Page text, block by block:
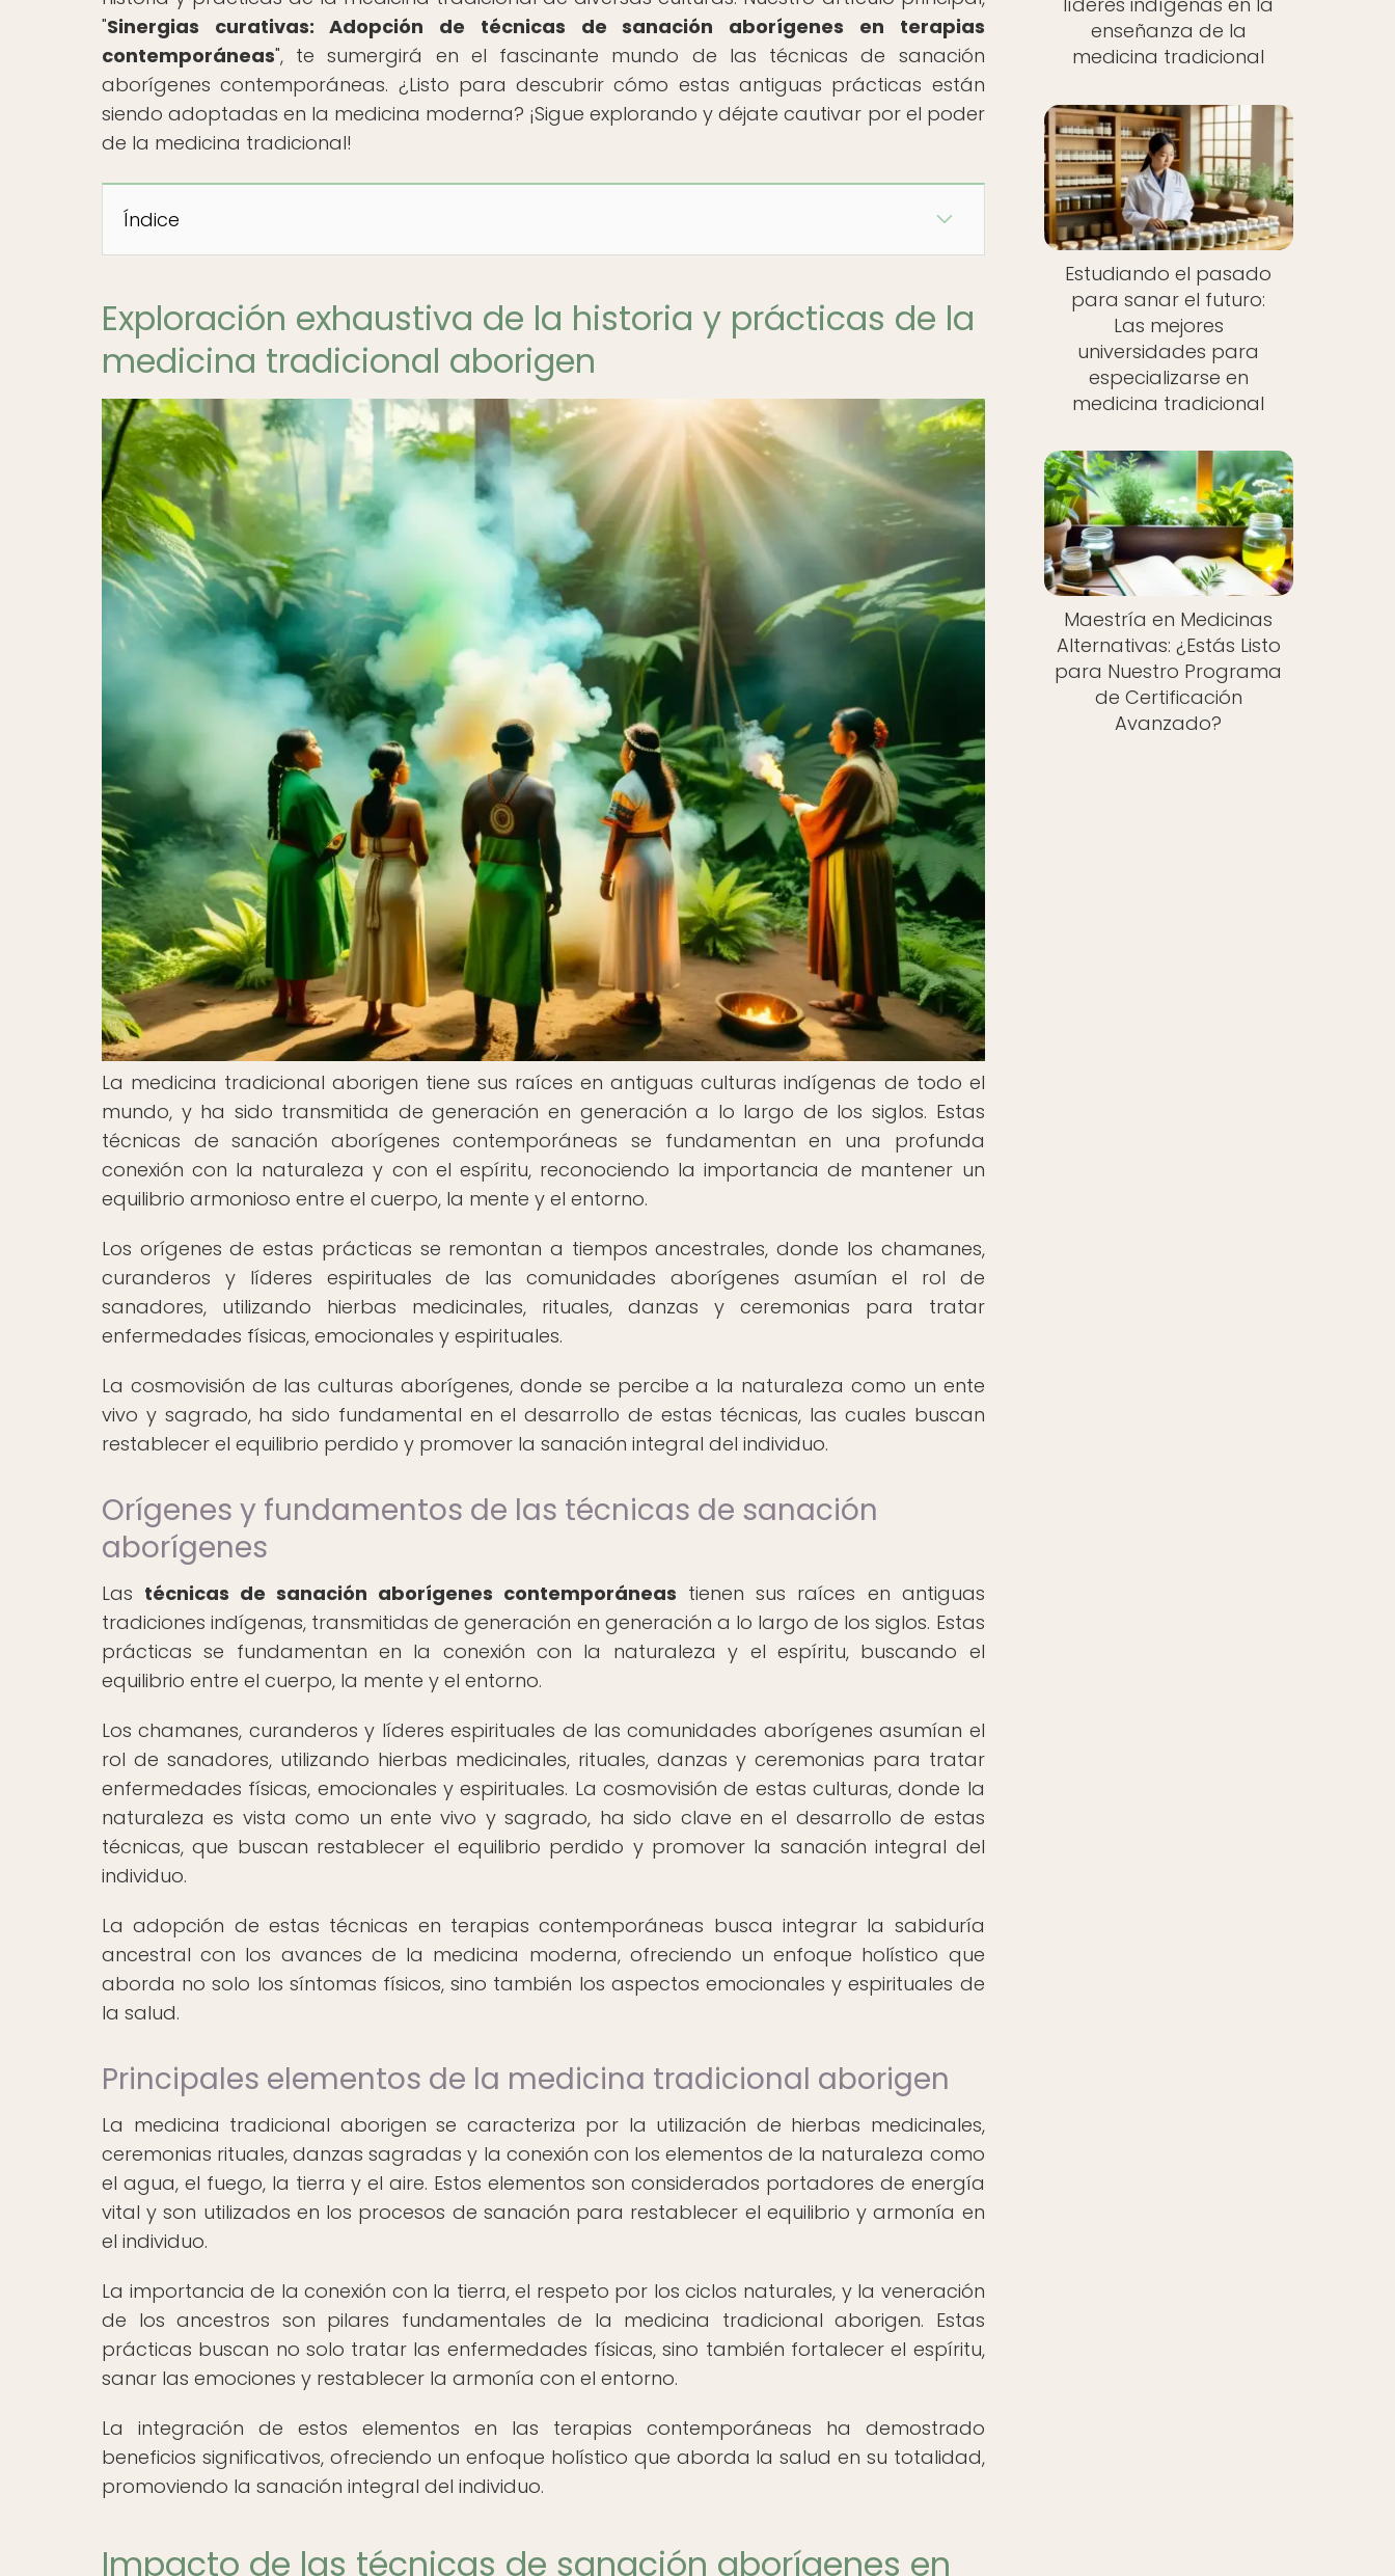
"Sinergias curativas: Adopción de técnicas de sanación aborígenes en terapias
contemporáneas", te sumergirá en el fascinante mundo de las técnicas de sanación
aborígenes contemporáneas. ¿Listo para descubrir cómo estas antiguas prácticas están
siendo adoptadas en la medicina moderna? ¡Sigue explorando y déjate cautivar por el poder
de la medicina tradicional!
Índice
Exploración exhaustiva de la historia y prácticas de la
medicina tradicional aborigen
La medicina tradicional aborigen tiene sus raíces en antiguas culturas indígenas de todo el
mundo, y ha sido transmitida de generación en generación a lo largo de los siglos. Estas
técnicas de sanación aborígenes contemporáneas se fundamentan en una profunda
conexión con la naturaleza y con el espíritu, reconociendo la importancia de mantener un
equilibrio armonioso entre el cuerpo, la mente y el entorno.
Los orígenes de estas prácticas se remontan a tiempos ancestrales, donde los chamanes,
curanderos y líderes espirituales de las comunidades aborígenes asumían el rol de
sanadores, utilizando hierbas medicinales, rituales, danzas y ceremonias para tratar
enfermedades físicas, emocionales y espirituales.
La cosmovisión de las culturas aborígenes, donde se percibe a la naturaleza como un ente
vivo y sagrado, ha sido fundamental en el desarrollo de estas técnicas, las cuales buscan
restablecer el equilibrio perdido y promover la sanación integral del individuo.
Orígenes y fundamentos de las técnicas de sanación
aborígenes
Las técnicas de sanación aborígenes contemporáneas tienen sus raíces en antiguas
tradiciones indígenas, transmitidas de generación en generación a lo largo de los siglos. Estas
prácticas se fundamentan en la conexión con la naturaleza y el espíritu, buscando el
equilibrio entre el cuerpo, la mente y el entorno.
Los chamanes, curanderos y líderes espirituales de las comunidades aborígenes asumían el
rol de sanadores, utilizando hierbas medicinales, rituales, danzas y ceremonias para tratar
enfermedades físicas, emocionales y espirituales. La cosmovisión de estas culturas, donde la
naturaleza es vista como un ente vivo y sagrado, ha sido clave en el desarrollo de estas
técnicas, que buscan restablecer el equilibrio perdido y promover la sanación integral del
individuo.
La adopción de estas técnicas en terapias contemporáneas busca integrar la sabiduría
ancestral con los avances de la medicina moderna, ofreciendo un enfoque holístico que
aborda no solo los síntomas físicos, sino también los aspectos emocionales y espirituales de
la salud.
Principales elementos de la medicina tradicional aborigen
La medicina tradicional aborigen se caracteriza por la utilización de hierbas medicinales,
ceremonias rituales, danzas sagradas y la conexión con los elementos de la naturaleza como
el agua, el fuego, la tierra y el aire. Estos elementos son considerados portadores de energía
vital y son utilizados en los procesos de sanación para restablecer el equilibrio y armonía en
el individuo.
La importancia de la conexión con la tierra, el respeto por los ciclos naturales, y la veneración
de los ancestros son pilares fundamentales de la medicina tradicional aborigen. Estas
prácticas buscan no solo tratar las enfermedades físicas, sino también fortalecer el espíritu,
sanar las emociones y restablecer la armonía con el entorno.
La integración de estos elementos en las terapias contemporáneas ha demostrado
beneficios significativos, ofreciendo un enfoque holístico que aborda la salud en su totalidad,
promoviendo la sanación integral del individuo.
Impacto de las técnicas de sanación aborígenes en
enseñanza de la
medicina tradicional
Estudiando el pasado
para sanar el futuro:
Las mejores
universidades para
especializarse en
medicina tradicional
Maestría en Medicinas
Alternativas: ¿Estás Listo
para Nuestro Programa
de Certificación
Avanzado?